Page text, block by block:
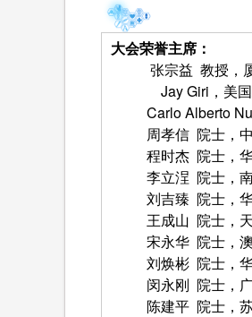
大会荣誉主席：
张宗益 教授，
Jay Giri，美
Carlo Alberto
周孝信 院士，
程时杰 院士，
李立浧 院士，
刘吉臻 院士，
王成山 院士，
宋永华 院士，
刘焕彬 院士，
闵永刚 院士，
陈建平 院士，